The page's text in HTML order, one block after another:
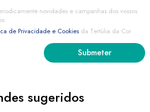
novidades e campanhas dos vossos
de Privacidade e Cookies da Tertúlia da Cor
sugeridos